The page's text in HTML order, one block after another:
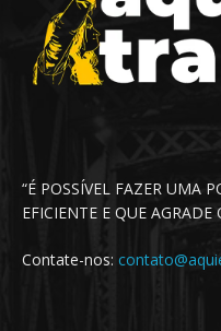
“É POSSÍVEL FAZER UMA
EFICIENTE E QUE AGRADE
Contate-nos: